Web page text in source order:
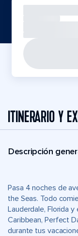
ITINERARIO Y
Descripción
Pasa 4 noches de
the Seas. Todo
Lauderdale, Florida y
Caribbean, Perfect
durante tus